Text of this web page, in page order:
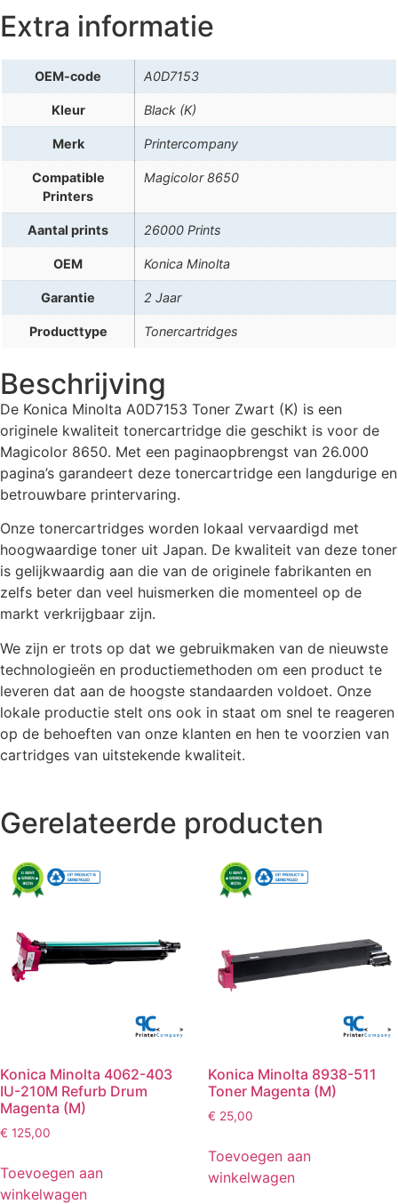
Extra informatie
OEM-code A0D7153
Kleur Black (K)
Merk Printercompany
Compatible
Printers
Magicolor 8650
Aantal prints 26000 Prints
OEM Konica Minolta
Garantie 2 Jaar
Producttype Tonercartridges
Beschrijving
De Konica Minolta A0D7153 Toner Zwart (K) is een
originele kwaliteit tonercartridge die geschikt is voor de
Magicolor 8650. Met een paginaopbrengst van 26.000
pagina’s garandeert deze tonercartridge een langdurige en
betrouwbare printervaring.
Onze tonercartridges worden lokaal vervaardigd met
hoogwaardige toner uit Japan. De kwaliteit van deze toner
is gelijkwaardig aan die van de originele fabrikanten en
zelfs beter dan veel huismerken die momenteel op de
markt verkrijgbaar zijn.
We zijn er trots op dat we gebruikmaken van de nieuwste
technologieën en productiemethoden om een product te
leveren dat aan de hoogste standaarden voldoet. Onze
lokale productie stelt ons ook in staat om snel te reageren
op de behoeften van onze klanten en hen te voorzien van
cartridges van uitstekende kwaliteit.
Gerelateerde producten
Konica Minolta 4062-403
IU-210M Refurb Drum
Magenta (M)
€ 125,00
Toevoegen aan
winkelwagen
Konica Minolta 8938-511
Toner Magenta (M)
€ 25,00
Toevoegen aan
winkelwagen